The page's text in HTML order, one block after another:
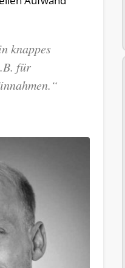
knappes
für